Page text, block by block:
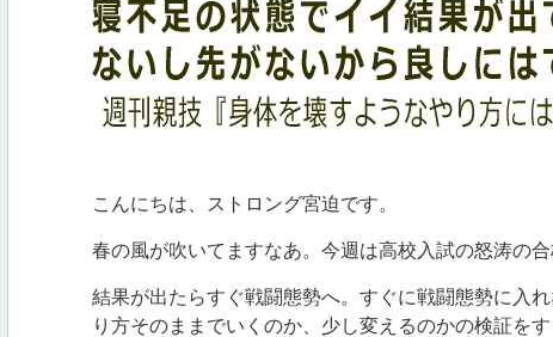
こんにちは、ストロング宮迫です。
春の風が吹いてますなあ。今週は高校入試の怒涛の
結果が出たらすぐ戦闘態勢へ。すぐに戦闘態勢に入
り方そのままでいくのか、少し変えるのかの検証を